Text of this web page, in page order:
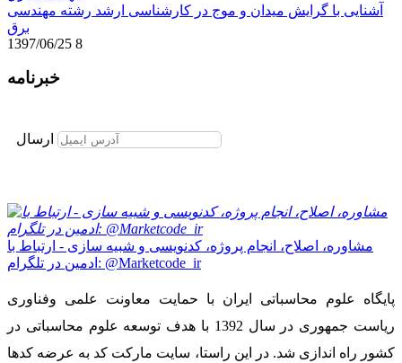
آشنایی با گرایش میدان و موج در کارشناسی ارشد رشته مهندسی
برق
1397/06/25 8
خبرنامه
ارسال
مشاوره، اصلاح، انجام پروژه، کدنویسی و شبیه سازی - ارتباط با
ادمین در تلگرام: @Marketcode_ir
پایگاه علوم محاسباتی ایران با حمایت معاونت علمی وفناوری
ریاست جمهوری در سال 1392 با هدف توسعه علوم محاسباتی در
کشور راه اندازی شد. در این راستا، سایت مارکت کد به عرضه کدها